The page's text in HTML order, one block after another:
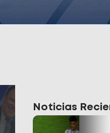
Noticias